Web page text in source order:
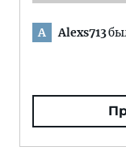
A Alexs713